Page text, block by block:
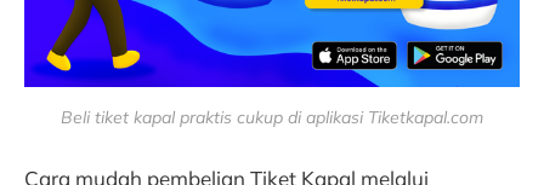
Beli tiket kapal praktis cukup di aplikasi Tiketkapal.com
Cara mudah pembelian Tiket Kapal melalui